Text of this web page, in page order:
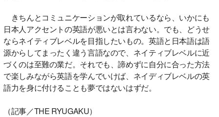
きちんとコミュニケーションが取れているなら、いかにも
日本人アクセントの英語が悪いとは言わない。でも、どうせ
ならネイティブレベルを目指したいもの。英語と日本語は語
源からしてまったく違う言語なので、ネイティブレベルに近
づくのは至難の業だ。それでも、諦めずに自分に合った方法
で楽しみながら英語を学んでいけば、ネイディブレベルの英
語力を身に付けることも夢ではないはずだ。
（記事／THE RYUGAKU）